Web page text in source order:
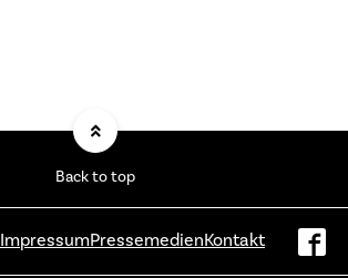
Back to top
ImpressumPressemedienKontakt